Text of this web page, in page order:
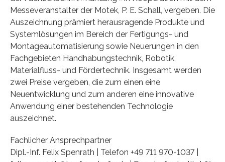
Messeveranstalter der Motek, P. E. Schall, vergeben. Die
Auszeichnung prämiert herausragende Produkte und
Systemlösungen im Bereich der Fertigungs- und
Montageautomatisierung sowie Neuerungen in den
Fachgebieten Handhabungstechnik, Robotik,
Materialfluss- und Fördertechnik. Insgesamt werden
zwei Preise vergeben, die zum einen eine
Neuentwicklung und zum anderen eine innovative
Anwendung einer bestehenden Technologie
auszeichnet.
Fachlicher Ansprechpartner
Dipl.-Inf. Felix Spenrath | Telefon +49 711 970-1037 |